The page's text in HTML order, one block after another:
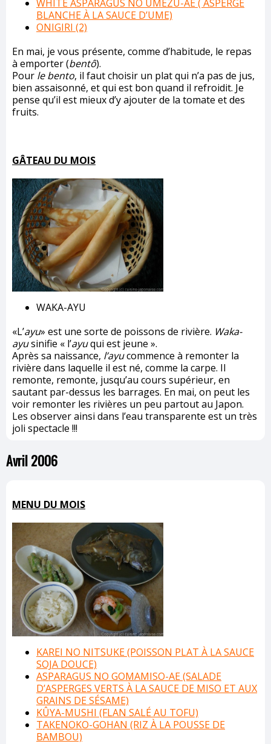
WHITE ASPARAGUS NO UMEZU-AE ( ASPERGE
BLANCHE À LA SAUCE D’UME)
ONIGIRI (2)
En mai, je vous présente, comme d’habitude, le repas
à emporter (bentô).
Pour le bento, il faut choisir un plat qui n’a pas de jus,
bien assaisonné, et qui est bon quand il refroidit. Je
pense qu’il est mieux d’y ajouter de la tomate et des
fruits.
GÂTEAU DU MOIS
WAKA-AYU
«L’ayu» est une sorte de poissons de rivière. Waka-
ayusinifie « l’ayuqui est jeune ».
Après sa naissance, l’ayucommence à remonter la
rivière dans laquelle il est né, comme la carpe. Il
remonte, remonte, jusqu’au cours supérieur, en
sautant par-dessus les barrages. En mai, on peut les
voir remonter les rivières un peu partout au Japon.
Les observer ainsi dans l’eau transparente est un très
joli spectacle !!!
Avril 2006
MENU DU MOIS
KAREI NO NITSUKE (POISSON PLAT À LA SAUCE
SOJA DOUCE)
ASPARAGUS NO GOMAMISO-AE (SALADE
D’ASPERGES VERTS À LA SAUCE DE MISO ET AUX
GRAINS DE SÉSAME)
KÛYA-MUSHI (FLAN SALÉ AU TOFU)
TAKENOKO-GOHAN (RIZ À LA POUSSE DE
BAMBOU)